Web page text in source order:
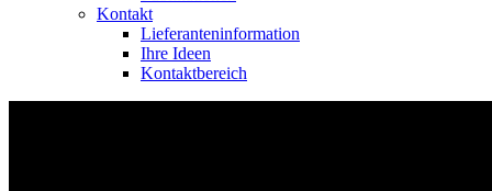
Kontakt
Lieferanteninformation
Ihre Ideen
Kontaktbereich